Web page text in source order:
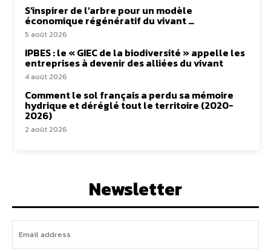
S’inspirer de l’arbre pour un modèle
économique régénératif du vivant …
5 août 2026
IPBES : le « GIEC de la biodiversité » appelle les
entreprises à devenir des alliées du vivant
4 août 2026
Comment le sol français a perdu sa mémoire
hydrique et déréglé tout le territoire (2020-
2026)
2 août 2026
Newsletter